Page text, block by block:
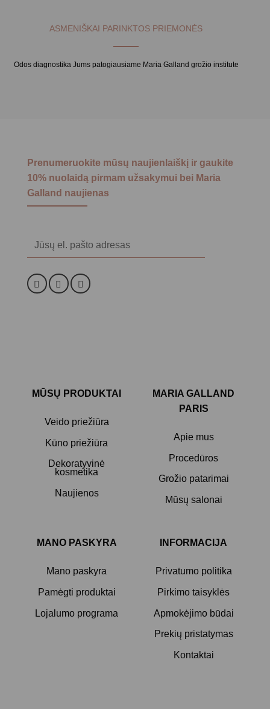
ASMENIŠKAI PARINKTOS PRIEMONĖS
Odos diagnostika Jums patogiausiame Maria Galland grožio institute
Prenumeruokite mūsų naujienlaiškį ir gaukite
10% nuolaidą pirmam užsakymui bei Maria
Galland naujienas
MŪSŲ PRODUKTAI
Veido priežiūra
Kūno priežiūra
Dekoratyvinė
kosmetika
Naujienos
MARIA GALLAND
PARIS
Apie mus
Procedūros
Grožio patarimai
Mūsų salonai
MANO PASKYRA
Mano paskyra
Pamėgti produktai
Lojalumo programa
INFORMACIJA
Privatumo politika
Pirkimo taisyklės
Apmokėjimo būdai
Prekių pristatymas
Kontaktai